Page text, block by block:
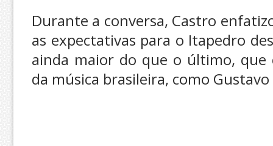
Durante a conversa, Castro
as expectativas para o Itapedro
ainda maior do que o último,
da música brasileira, como